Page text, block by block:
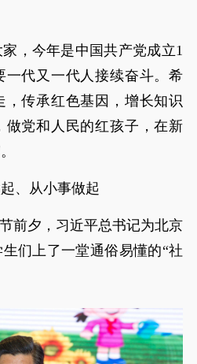
，今年是中国共产党成立1
一代又一代人接续奋斗。希
，传承红色基因，增长知识
做党和人民的红孩子，在新
、从小事做起
前夕，习近平总书记为北京
们上了一堂通俗易懂的“社